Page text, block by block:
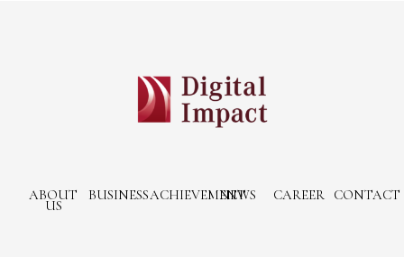
ABOUT
US
BUSINESSACHIEVEMENT
NEWS CAREER CONTACT